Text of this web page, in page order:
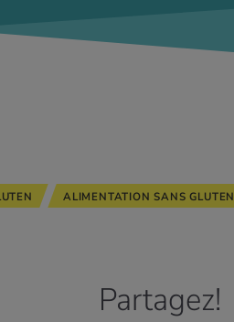
ALIMENTATION SANS GLUTEN
Partagez!